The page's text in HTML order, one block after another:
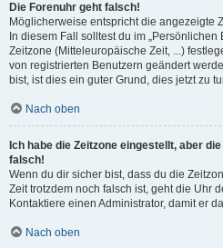
Die Forenuhr geht falsch!
Möglicherweise entspricht die angezeigte
In diesem Fall solltest du im
Zeitzone (Mitteleuropäische Zeit, ...)
von registrierten Benutzern geändert
bist, ist dies ein guter Grund, dies jetzt zu
Nach oben
Ich habe die Zeitzone eingestellt, aber
falsch!
Wenn du dir sicher bist, dass du die
Zeit trotzdem noch falsch ist, geht die Uhr
Kontaktiere einen Administrator, damit er
Nach oben